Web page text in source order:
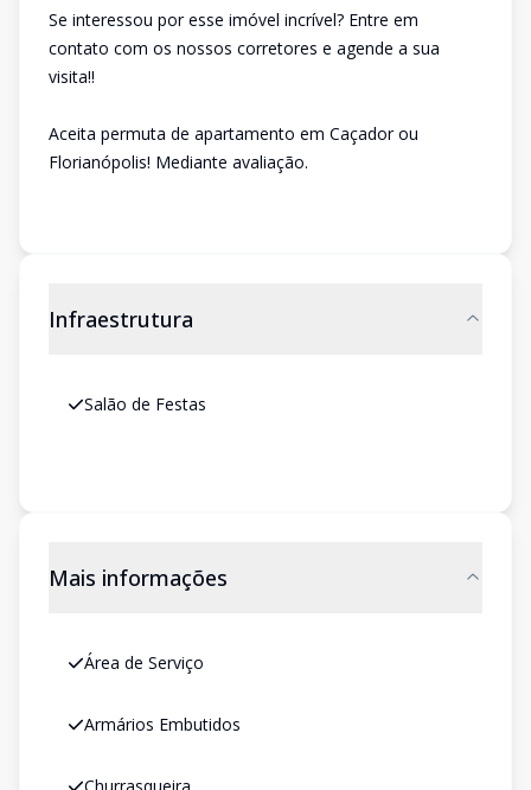
Se interessou por esse imóvel incrível? Entre em
contato com os nossos corretores e agende a sua
visita!!
Aceita permuta de apartamento em Caçador ou
Florianópolis! Mediante avaliação.
Infraestrutura
Salão de Festas
Mais informações
Área de Serviço
Armários Embutidos